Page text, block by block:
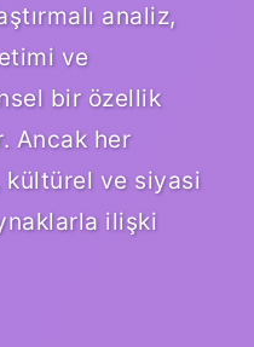
analiz,
ve
bir özellik
Ancak her
ve siyasi
ilişki